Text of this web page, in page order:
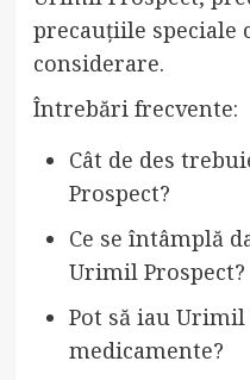
precauțiile speciale
considerare.
Întrebări frecvente:
Cât de des
Prospect?
Ce se întâmplă
Urimil Prospect?
Pot să iau Urimil
medicamente?